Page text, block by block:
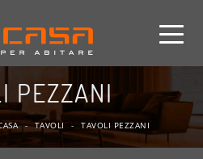
PEZZANI
- TAVOLI - TAVOLI PEZZANI